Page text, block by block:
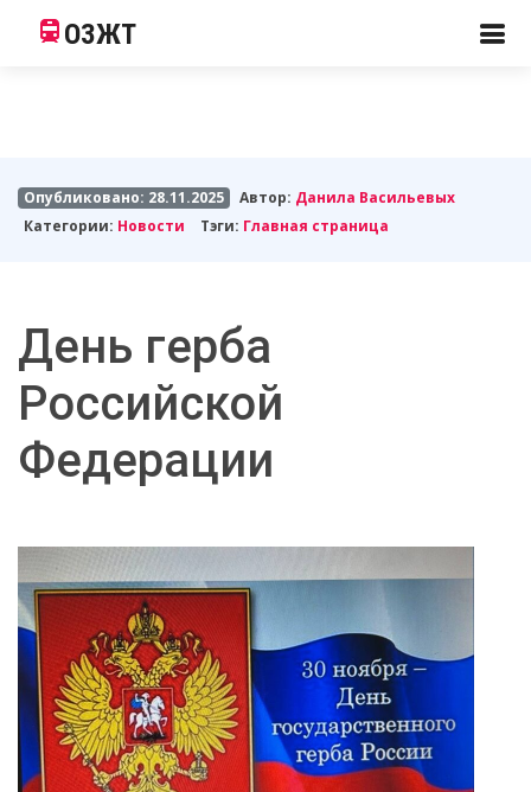
ОЗЖТ
Опубликовано: 28.11.2025 Автор: Данила Васильевых
Категории: Новости Тэги: Главная страница
День герба
Российской
Федерации